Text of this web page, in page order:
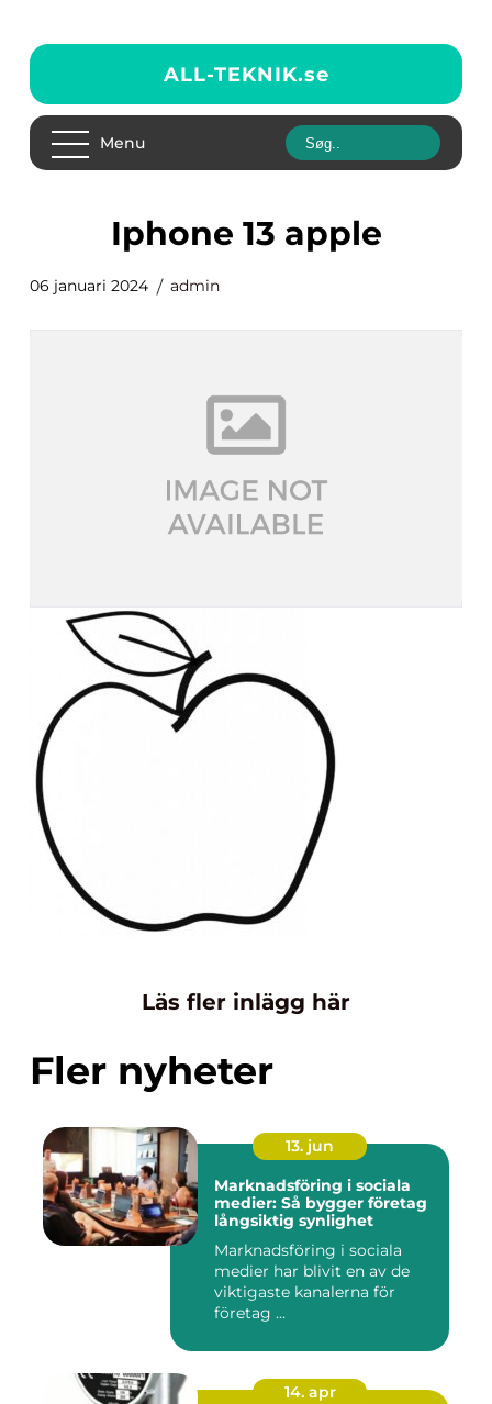
ALL-TEKNIK.se
Menu
iphone 13 apple
06 januari 2024 admin
Läs fler inlägg här
Fler nyheter
13. jun
Marknadsföring i sociala
medier: Så bygger företag
långsiktig synlighet
Marknadsföring i sociala
medier har blivit en av de
viktigaste kanalerna för
företag ...
14. apr